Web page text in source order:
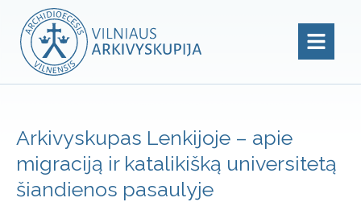
Arkivyskupas Lenkijoje – apie
migraciją ir katalikišką universitetą
šiandienos pasaulyje